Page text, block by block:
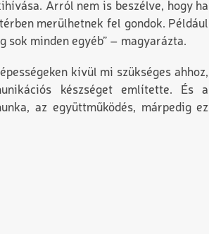
Arról nem is beszélve, hogy ha
merülhetnek fel gondok. Például
minden egyéb” – magyarázta.
kívül mi szükséges ahhoz,
készséget említette. És a
az együttműködés, márpedig ez